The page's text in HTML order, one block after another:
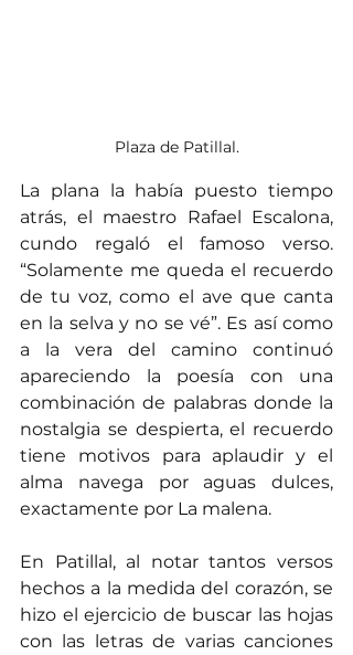
Plaza de Patillal.
La plana la había puesto tiempo
atrás, el maestro Rafael Escalona,
cundo regaló el famoso verso.
“Solamente me queda el recuerdo
de tu voz, como el ave que canta
en la selva y no se vé”. Es así como
a la vera del camino continuó
apareciendo la poesía con una
combinación de palabras donde la
nostalgia se despierta, el recuerdo
tiene motivos para aplaudir y el
alma navega por aguas dulces,
exactamente por La malena.
En Patillal, al notar tantos versos
hechos a la medida del corazón, se
hizo el ejercicio de buscar las hojas
con las letras de varias canciones